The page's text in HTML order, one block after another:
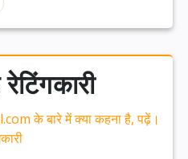
के बारे में क्या कहना है, पढ़ें।